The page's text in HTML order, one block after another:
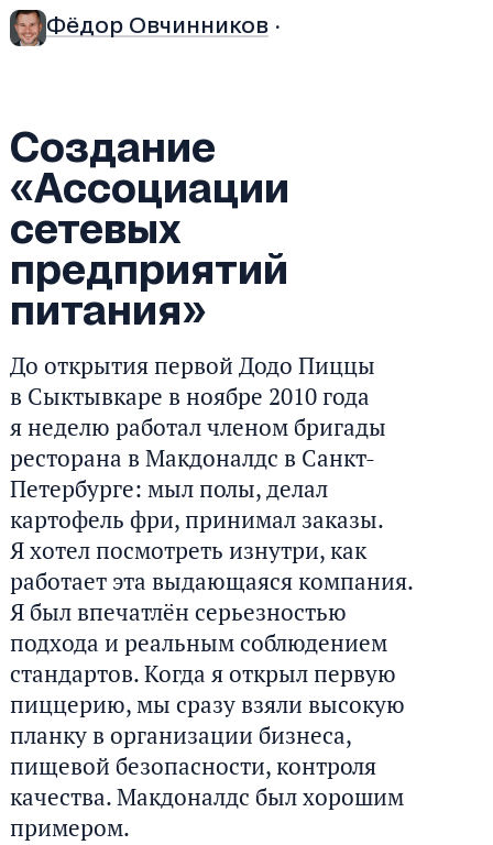
Фёдор Овчинников ·
Создание
«Ассоциации
сетевых
предприятий
питания»
До открытия первой Додо Пиццы
в Сыктывкаре в ноябре 2010 года
я неделю работал членом бригады
ресторана в Макдоналдс в Санкт-
Петербурге: мыл полы, делал
картофель фри, принимал заказы.
Я хотел посмотреть изнутри, как
работает эта выдающаяся компания.
Я был впечатлён серьезностью
подхода и реальным соблюдением
стандартов. Когда я открыл первую
пиццерию, мы сразу взяли высокую
планку в организации бизнеса,
пищевой безопасности, контроля
качества. Макдоналдс был хорошим
примером.